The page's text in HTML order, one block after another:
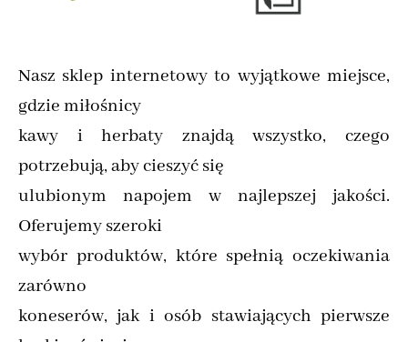
Nasz sklep internetowy to wyjątkowe miejsce,
gdzie miłośnicy
kawy i herbaty znajdą wszystko, czego
potrzebują, aby cieszyć się
ulubionym napojem w najlepszej jakości.
Oferujemy szeroki
wybór produktów, które spełnią oczekiwania
zarówno
koneserów, jak i osób stawiających pierwsze